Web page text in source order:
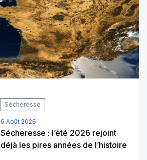
Sécheresse
6 Août 2026
Sécheresse : l’été 2026 rejoint
déjà les pires années de l’histoire